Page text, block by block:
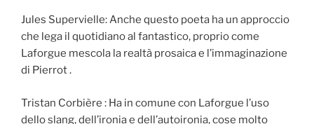
Jules Supervielle: Anche questo poeta ha un approccio
che lega il quotidiano al fantastico, proprio come
Laforgue mescola la realtà prosaica e l’immaginazione
di Pierrot .
Tristan Corbière : Ha in comune con Laforgue l’uso
dello slang, dell’ironia e dell’autoironia, cose molto